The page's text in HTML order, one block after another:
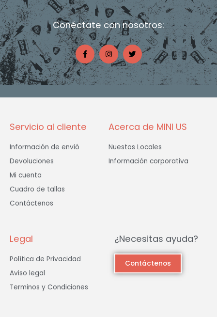
r
:
Conéctate con nosotros:
F
a
c
e
b
o
o
-
I
n
s
t
a
g
r
m
T
w
i
t
t
e
Servicio al cliente
Información de envió
Devoluciones
Mi cuenta
Cuadro de tallas
Contáctenos
Acerca de MINI US
Nuestos Locales
Información corporativa
Legal
Política de Privacidad
Aviso legal
Terminos y Condiciones
¿Necesitas ayuda?
Contáctenos